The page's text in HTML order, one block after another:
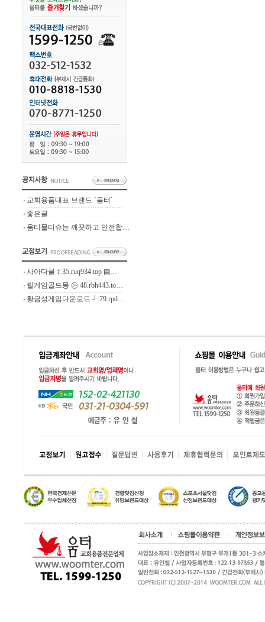
교회용품대표 브랜드 `움터`
좋은글
움터물티슈는 깨끗하고 안전합…
사아다쿨 ‡ 35.ruq934.top ▤…
릴게임골드몽 ㉮ 48.rbh443.to…
황금성게임다운로드 ┘ 79.rpd…